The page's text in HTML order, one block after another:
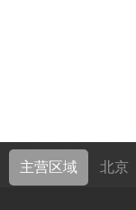
主营区域 北京